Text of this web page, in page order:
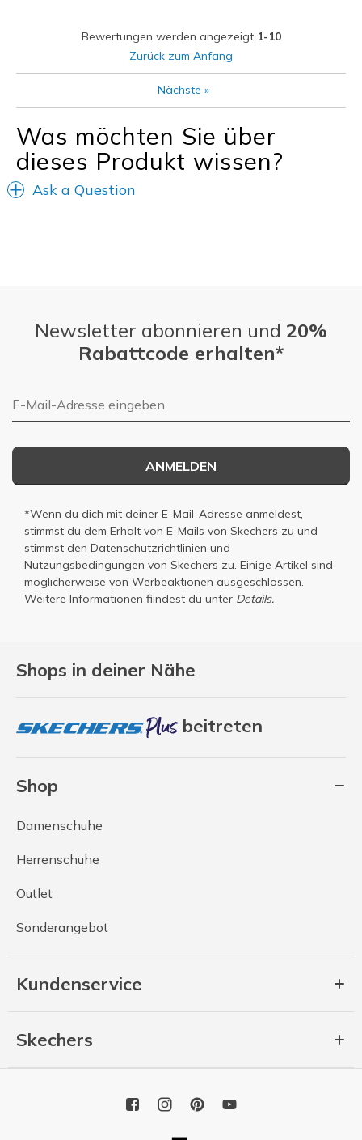
Geeignete Verwendung
Casual Wear
Sizing
Feels true to size
View On Shoes
Shoes are for Wearing
Bewertungen werden angezeigt 1-10
Zurück zum Anfang
Nächste »
Was möchten Sie über
dieses Produkt wissen?
Ask a Question
Shops in deiner Nähe
beitreten
Shop
Damenschuhe
Herrenschuhe
Outlet
Sonderangebot
Kundenservice
Skechers
Newsletter abonnieren und 20%
Rabattcode erhalten*
E-Mail-Adresse
ANMELDEN
*Wenn du dich mit deiner E-Mail-Adresse anmeldest,
stimmst du dem Erhalt von E-Mails von Skechers zu und
stimmst den Datenschutzrichtlinien und
Nutzungsbedingungen von Skechers zu. Einige Artikel sind
möglicherweise von Werbeaktionen ausgeschlossen.
Weitere Informationen fiindest du unter Details.